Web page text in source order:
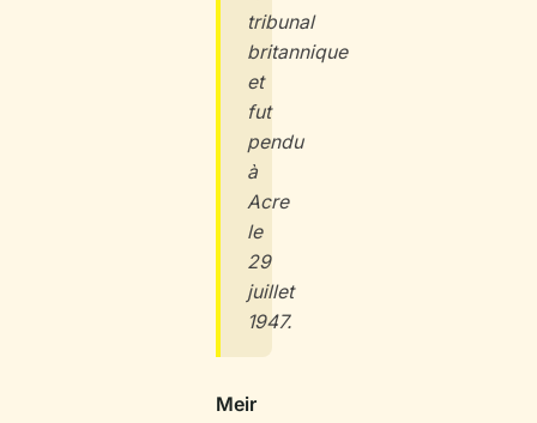
tribunal
britannique
et
fut
pendu
à
Acre
le
29
juillet
1947.
Meir